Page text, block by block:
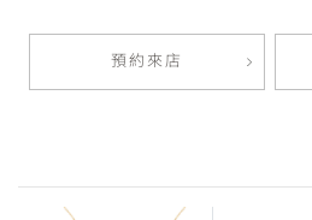
預約來店